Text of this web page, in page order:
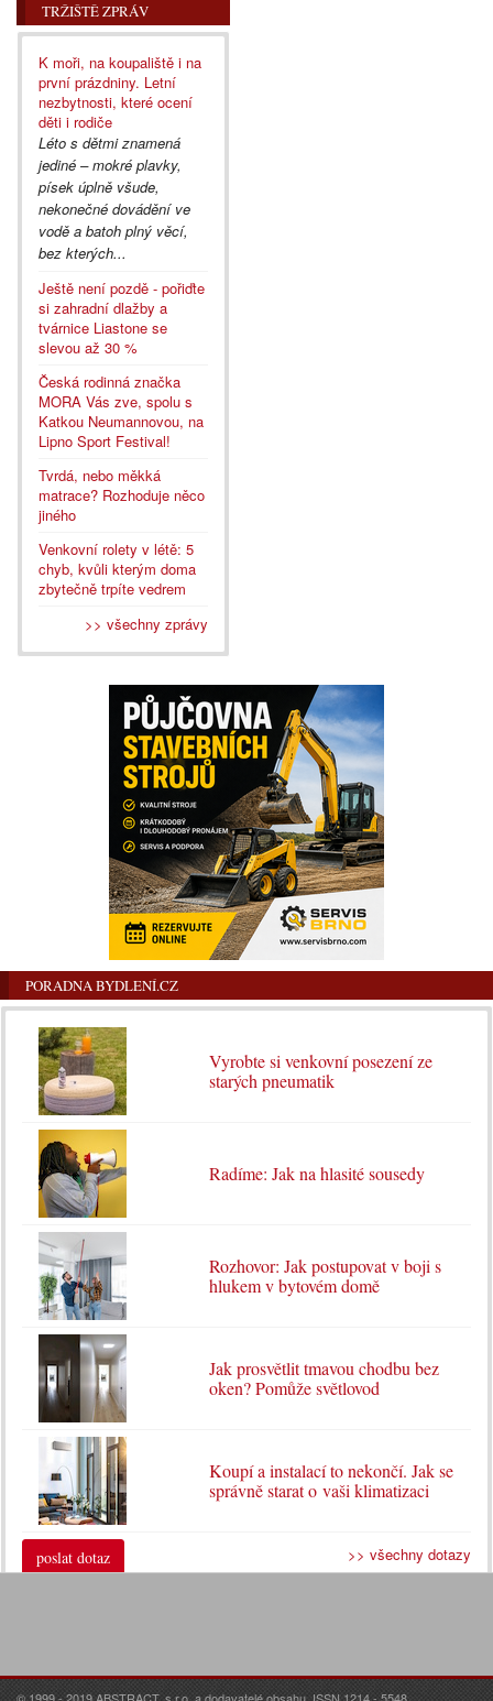
TRŽIŠTĚ ZPRÁV
K moři, na koupaliště i na
první prázdniny. Letní
nezbytnosti, které ocení
děti i rodiče
Léto s dětmi znamená
jediné – mokré plavky,
písek úplně všude,
nekonečné dovádění ve
vodě a batoh plný věcí,
bez kterých...
Ještě není pozdě - pořiďte
si zahradní dlažby a
tvárnice Liastone se
slevou až 30 %
Česká rodinná značka
MORA Vás zve, spolu s
Katkou Neumannovou, na
Lipno Sport Festival!
Tvrdá, nebo měkká
matrace? Rozhoduje něco
jiného
Venkovní rolety v létě: 5
chyb, kvůli kterým doma
zbytečně trpíte vedrem
>> všechny zprávy
PORADNA BYDLENÍ.CZ
Vyrobte si venkovní posezení ze
starých pneumatik
Radíme: Jak na hlasité sousedy
Rozhovor: Jak postupovat v boji s
hlukem v bytovém domě
Jak prosvětlit tmavou chodbu bez
oken? Pomůže světlovod
Koupí a instalací to nekončí. Jak se
správně starat o vaši klimatizaci
poslat dotaz >> všechny dotazy